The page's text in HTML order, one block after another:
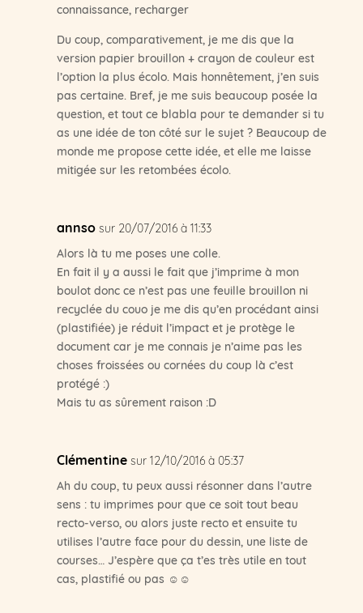
connaissance, recharger
Du coup, comparativement, je me dis que la
version papier brouillon + crayon de couleur est
l’option la plus écolo. Mais honnêtement, j’en suis
pas certaine. Bref, je me suis beaucoup posée la
question, et tout ce blabla pour te demander si tu
as une idée de ton côté sur le sujet ? Beaucoup de
monde me propose cette idée, et elle me laisse
mitigée sur les retombées écolo.
annso sur 20/07/2016 à 11:33
Alors là tu me poses une colle.
En fait il y a aussi le fait que j’imprime à mon
boulot donc ce n’est pas une feuille brouillon ni
recyclée du couo je me dis qu’en procédant ainsi
(plastifiée) je réduit l’impact et je protège le
document car je me connais je n’aime pas les
choses froissées ou cornées du coup là c’est
protégé :)
Mais tu as sûrement raison :D
Clémentine sur 12/10/2016 à 05:37
Ah du coup, tu peux aussi résonner dans l’autre
sens : tu imprimes pour que ce soit tout beau
recto-verso, ou alors juste recto et ensuite tu
utilises l’autre face pour du dessin, une liste de
courses… J’espère que ça t’es très utile en tout
cas, plastifié ou pas ☺☺